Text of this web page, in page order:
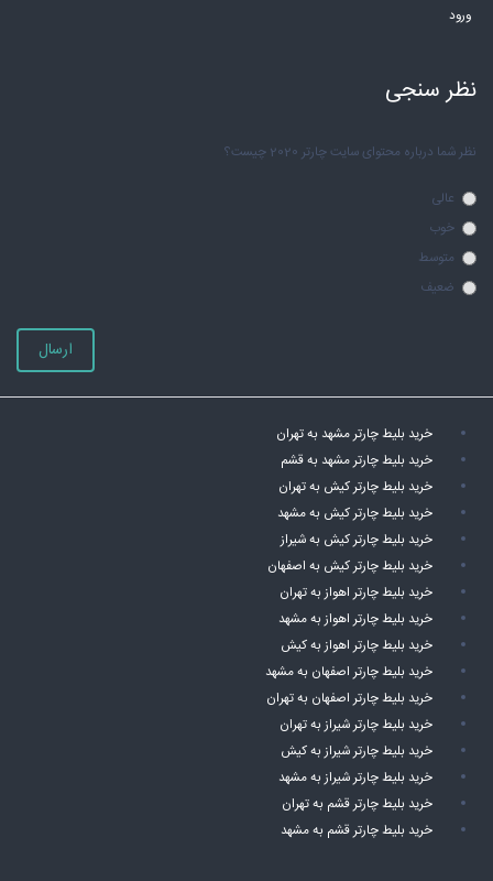
ورود
نظر سنجی
نظر شما درباره محتوای سایت چارتر 2020 چیست؟
عالی
خوب
متوسط
ضعیف
ارسال
خرید بلیط چارتر مشهد به تهران
خرید بلیط چارتر مشهد به قشم
خرید بلیط چارتر کیش به تهران
خرید بلیط چارتر کیش به مشهد
خرید بلیط چارتر کیش به شیراز
خرید بلیط چارتر کیش به اصفهان
خرید بلیط چارتر اهواز به تهران
خرید بلیط چارتر اهواز به مشهد
خرید بلیط چارتر اهواز به کیش
خرید بلیط چارتر اصفهان به مشهد
خرید بلیط چارتر اصفهان به تهران
خرید بلیط چارتر شیراز به تهران
خرید بلیط چارتر شیراز به کیش
خرید بلیط چارتر شیراز به مشهد
خرید بلیط چارتر قشم به تهران
خرید بلیط چارتر قشم به مشهد